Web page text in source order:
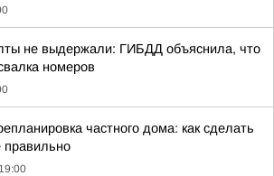
не выдержали: ГИБДД объяснила, что
номеров
частного дома: как сделать
правильно
19:00